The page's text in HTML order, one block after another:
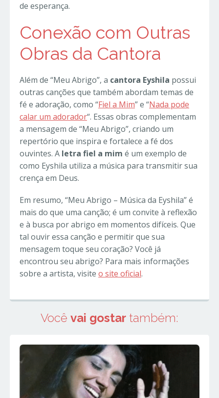
de esperança.
Conexão com Outras
Obras da Cantora
Além de “Meu Abrigo”, a cantora Eyshila possui
outras canções que também abordam temas de
fé e adoração, como “Fiel a Mim” e “Nada pode
calar um adorador“. Essas obras complementam
a mensagem de “Meu Abrigo”, criando um
repertório que inspira e fortalece a fé dos
ouvintes. A letra fiel a mim é um exemplo de
como Eyshila utiliza a música para transmitir sua
crença em Deus.
Em resumo, “Meu Abrigo – Música da Eyshila” é
mais do que uma canção; é um convite à reflexão
e à busca por abrigo em momentos difíceis. Que
tal ouvir essa canção e permitir que sua
mensagem toque seu coração? Você já
encontrou seu abrigo? Para mais informações
sobre a artista, visite o site oficial.
Você vai gostar também: